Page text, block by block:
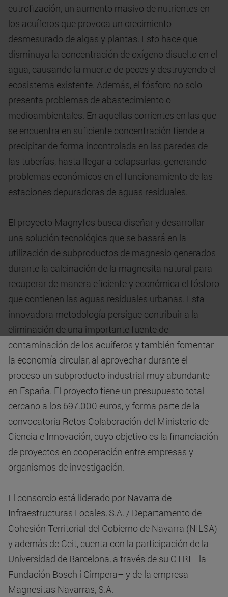
eutrofización, un aumento masivo de nutrientes en
los acuíferos que provoca un crecimiento
desmesurado de algas y plantas. Esto hace que
disminuya la concentración de oxígeno disuelto en el
agua, causando la muerte de peces y destruyendo el
ecosistema existente. Además, el fósforo no solo
presenta problemas de abastecimiento o
medioambientales. En aquellas corrientes en las que
se encuentra en suficiente concentración tiende a
precipitar de forma incontrolada en las paredes de
las tuberías, hasta llegar a colapsarlas, generando
problemas económicos en el funcionamiento de las
estaciones depuradoras de aguas residuales.
El proyecto Magnyfos busca diseñar y desarrollar
una solución tecnológica que se basará en la
utilización de subproductos de magnesio generados
durante la calcinación de la magnesita natural para
recuperar de manera eficiente y económica el fósforo
que contienen las aguas residuales urbanas. Esta
innovadora metodología persigue contribuir a la
eliminación de una importante fuente de
contaminación de los acuíferos y también fomentar
la economía circular, al aprovechar durante el
proceso un subproducto industrial muy abundante
en España. El proyecto tiene un presupuesto total
cercano a los 697.000 euros, y forma parte de la
convocatoria Retos Colaboración del Ministerio de
Ciencia e Innovación, cuyo objetivo es la financiación
de proyectos en cooperación entre empresas y
organismos de investigación.
El consorcio está liderado por Navarra de
Infraestructuras Locales, S.A. / Departamento de
Cohesión Territorial del Gobierno de Navarra (NILSA)
y además de Ceit, cuenta con la participación de la
Universidad de Barcelona, a través de su OTRI –la
Fundación Bosch i Gimpera– y de la empresa
Magnesitas Navarras, S.A.